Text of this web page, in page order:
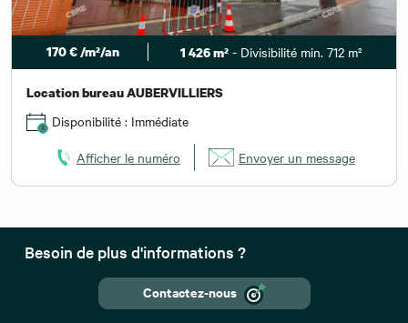
170 € /m²/an 1 426 m²- Divisibilité min. 712 m²
Location bureau AUBERVILLIERS
Disponibilité : Immédiate
Afficher le numéro Envoyer un message
Besoin de plus d'informations ?
Contactez-nous